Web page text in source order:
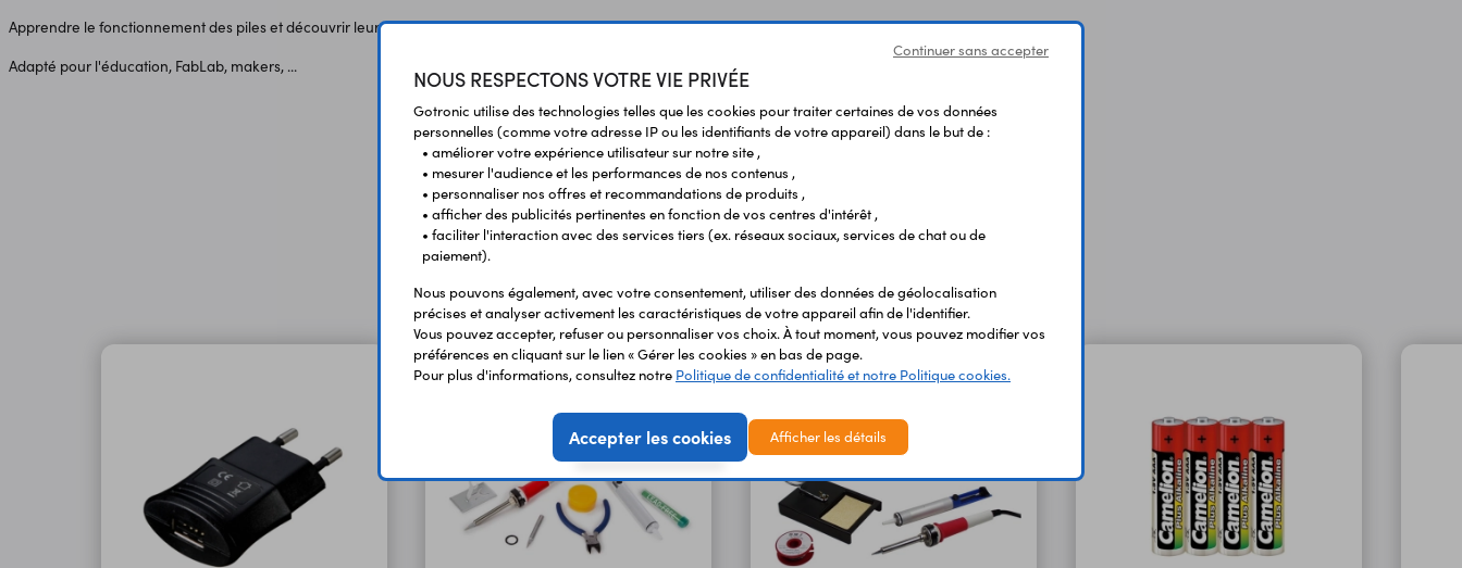
Apprendre le fonctionnement des piles et découvrir leur régénération.
Adapté pour l'éducation, FabLab, makers, ...
Produits liés à cet article
Continuer sans accepter
NOUS RESPECTONS VOTRE VIE PRIVÉE
Gotronic utilise des technologies telles que les cookies pour traiter certaines de vos données
personnelles (comme votre adresse IP ou les identifiants de votre appareil) dans le but de :
• améliorer votre expérience utilisateur sur notre site ,
• mesurer l'audience et les performances de nos contenus ,
• personnaliser nos offres et recommandations de produits ,
• afficher des publicités pertinentes en fonction de vos centres d'intérêt ,
• faciliter l'interaction avec des services tiers (ex. réseaux sociaux, services de chat ou de
paiement).
Nous pouvons également, avec votre consentement, utiliser des données de géolocalisation
précises et analyser activement les caractéristiques de votre appareil afin de l'identifier.
Vous pouvez accepter, refuser ou personnaliser vos choix. À tout moment, vous pouvez modifier vos
préférences en cliquant sur le lien « Gérer les cookies » en bas de page.
Pour plus d'informations, consultez notre Politique de confidentialité et notre Politique cookies.
Accepter les cookies Afficher les détails